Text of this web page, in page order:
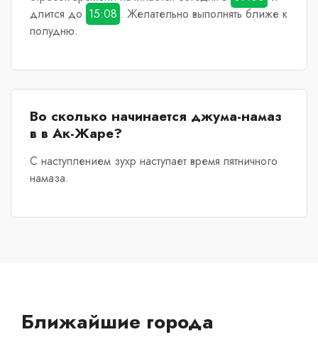
длится до 15:08 . Желательно выполнять ближе к
полудню.
Во сколько начинается джума-намаз
в в Ак-Жаре?
С наступлением зухр наступает время пятничного
намаза.
Ближайшие города